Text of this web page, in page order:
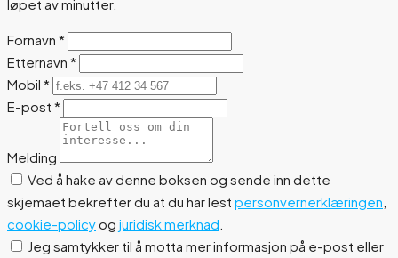
løpet av minutter.
Fornavn *
Etternavn *
Mobil *
E-post *
Melding
Ved å hake av denne boksen og sende inn dette
skjemaet bekrefter du at du har lest personvernerklæringen
cookie-policyog juridisk merknad
Jeg samtykker til å motta mer informasjon på e-post eller